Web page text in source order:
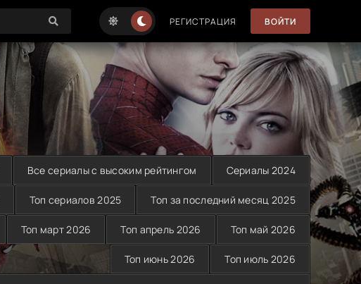
РЕГИСТРАЦИЯ ВОЙТИ
Все сериалы с высоким рейтингом Сериалы 2024
Топ сериалов 2025 Топ за последний месяц 2025
Топ март 2026 Топ апрель 2026 Топ май 2026
Топ июнь 2026 Топ июль 2026